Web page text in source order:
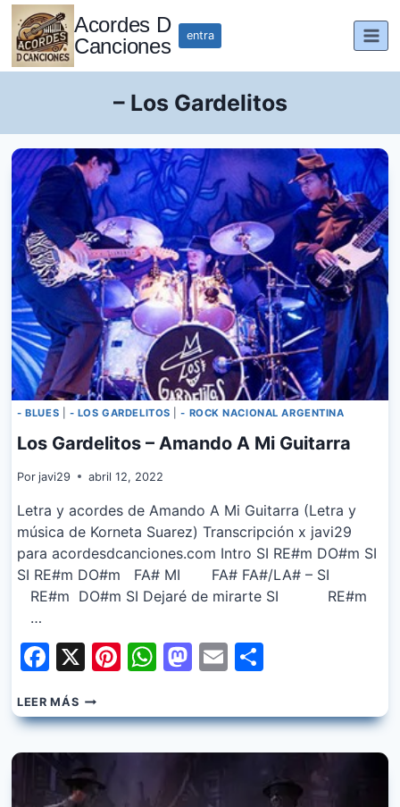
Saltar
contenido
Acordes D
Canciones
entra
– Los Gardelitos
- BLUES - LOS GARDELITOS |- ROCK NACIONAL ARGENTINA
Los Gardelitos – Amando A Mi Guitarra
Por javi29 abril 12, 2022
Letra y acordes de Amando A Mi Guitarra (Letra y
música de Korneta Suarez) Transcripción x javi29
para acordesdcanciones.com Intro SI RE#m DO#m SI
SI RE#m DO#m FA# MI FA# FA#/LA# – SI
RE#m DO#m SI Dejaré de mirarte SI RE#m
…
Facebook
X Pinterest
WhatsApp
Mastodon
Email
LEER MÁSLOS
GARDELITOS
–
MI
GUITARRA